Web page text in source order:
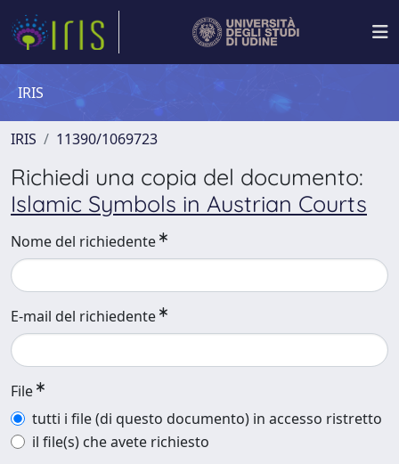
IRIS
IRIS 11390/1069723
Richiedi una copia del documento:
Islamic Symbols in Austrian Courts
Nome del richiedente
E-mail del richiedente
File
tutti i file (di questo documento) in accesso ristretto
il file(s) che avete richiesto